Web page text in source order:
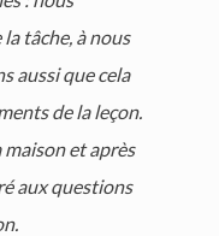
tâche, à nous
aussi que cela
de la leçon.
maison et après
aux questions